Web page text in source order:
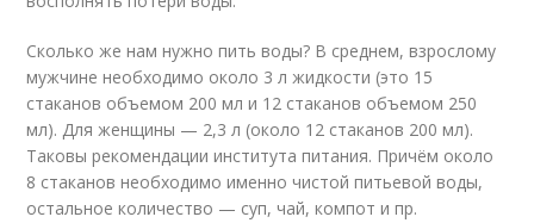
Сколько же нам нужно пить воды? В среднем, взрослому
мужчине необходимо около 3 л жидкости (это 15
стаканов объемом 200 мл и 12 стаканов объемом 250
мл). Для женщины — 2,3 л (около 12 стаканов 200 мл).
Таковы рекомендации института питания. Причём около
8 стаканов необходимо именно чистой питьевой воды,
остальное количество — суп, чай, компот и пр.